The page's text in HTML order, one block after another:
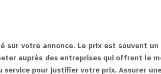
votre annonce. Le prix est souvent
auprès des entreprises qui offrent le
pour justifier votre prix. Assurer